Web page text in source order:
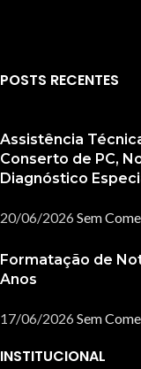
POSTS RECENTES
Assistência
Conserto de PC,
Diagnóstico
20/06/2026 Sem
Formatação de
Anos
17/06/2026 Sem
INSTITUCIONAL